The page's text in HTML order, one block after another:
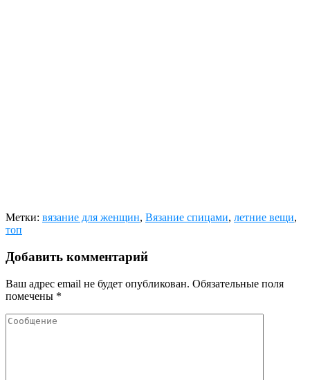
Метки: вязание для женщин, Вязание спицами, летние вещи,
топ
Добавить комментарий
Ваш адрес email не будет опубликован. Обязательные поля
помечены *